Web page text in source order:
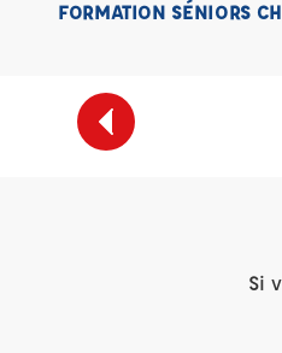
FORMATION SÉNIORS
Si